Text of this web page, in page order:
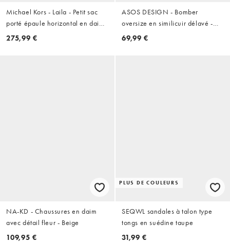
Michael Kors - Laila - Petit sac
porté épaule horizontal en daim
- Marron bagage
275,99 €
ASOS DESIGN - Bomber
oversize en similicuir délavé -
Noir délavé
69,99 €
NA-KD - Chaussures en daim
avec détail fleur - Beige
109,95 €
PLUS DE COULEURS
SEQWL sandales à talon type
tongs en suédine taupe
31,99 €